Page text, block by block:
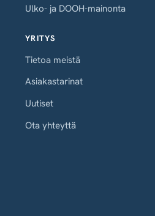
Ulko- ja DOOH-mainonta
YRITYS
Tietoa meistä
Asiakastarinat
Uutiset
Ota yhteyttä